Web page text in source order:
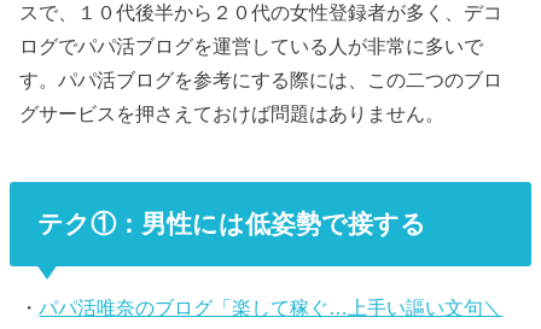
スで、１０代後半から２０代の女性登録者が多く、デコ
ログでパパ活ブログを運営している人が非常に多いで
す。パパ活ブログを参考にする際には、この二つのブロ
グサービスを押さえておけば問題はありません。
テク①：男性には低姿勢で接する
・パパ活唯奈のブログ「楽して稼ぐ…上手い謳い文句＼